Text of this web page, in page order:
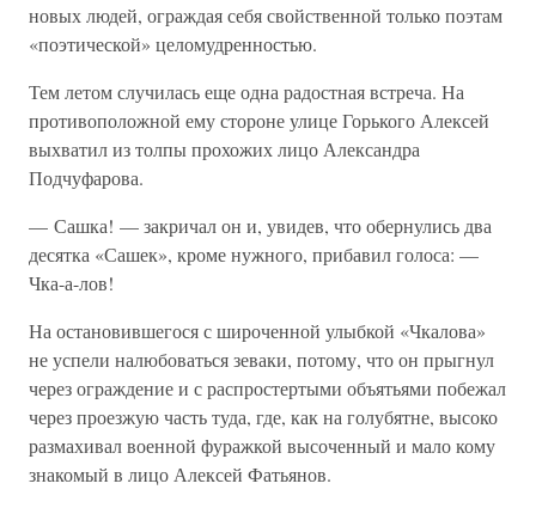
новых людей, ограждая себя свойственной только поэтам
«поэтической» целомудренностью.
Тем летом случилась еще одна радостная встреча. На
противоположной ему стороне улице Горького Алексей
выхватил из толпы прохожих лицо Александра
Подчуфарова.
— Сашка! — закричал он и, увидев, что обернулись два
десятка «Сашек», кроме нужного, прибавил голоса: —
Чка-а-лов!
На остановившегося с широченной улыбкой «Чкалова»
не успели налюбоваться зеваки, потому, что он прыгнул
через ограждение и с распростертыми объятьями побежал
через проезжую часть туда, где, как на голубятне, высоко
размахивал военной фуражкой высоченный и мало кому
знакомый в лицо Алексей Фатьянов.